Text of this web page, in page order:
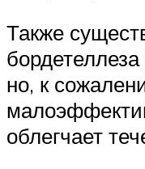
Также
но, к
облегчает